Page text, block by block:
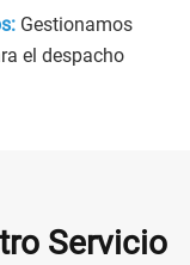
Gestionamos
el despacho
Servicio